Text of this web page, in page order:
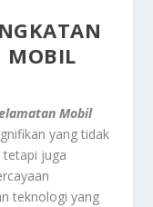
MOBIL
Mobil
yang tidak
tetapi juga
teknologi yang